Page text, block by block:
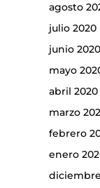
agosto
julio 2020
junio 2020
mayo
abril 2020
marzo
febrero
enero
diciembre